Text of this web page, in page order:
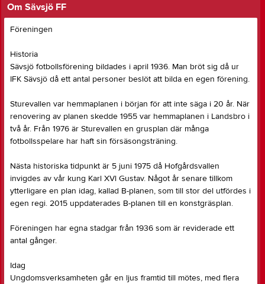
Om Sävsjö FF
Föreningen
Historia
Sävsjö fotbollsförening bildades i april 1936. Man bröt sig då ur
IFK Sävsjö då ett antal personer beslöt att bilda en egen förening.
Sturevallen var hemmaplanen i början för att inte säga i 20 år. När
renovering av planen skedde 1955 var hemmaplanen i Landsbro i
två år. Från 1976 är Sturevallen en grusplan där många
fotbollsspelare har haft sin försäsongsträning.
Nästa historiska tidpunkt är 5 juni 1975 då Hofgårdsvallen
invigdes av vår kung Karl XVl Gustav. Något år senare tillkom
ytterligare en plan idag, kallad B-planen, som till stor del utfördes i
egen regi. 2015 uppdaterades B-planen till en konstgräsplan.
Föreningen har egna stadgar från 1936 som är reviderade ett
antal gånger.
Idag
Ungdomsverksamheten går en ljus framtid till mötes, med flera